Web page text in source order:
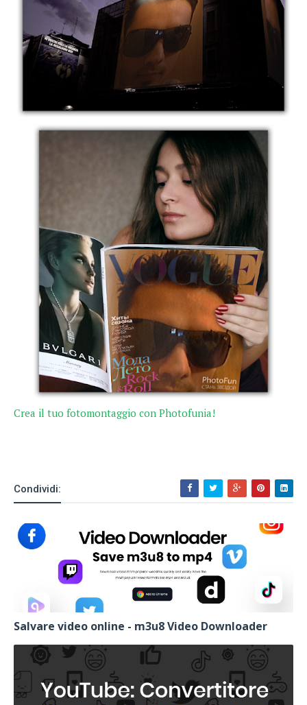
Crea il tuo fotomontaggio con Photofunia!
Condividi:
Salvare video online - m3u8 Video Downloader